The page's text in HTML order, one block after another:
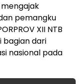
mengajak
pemangku
XII NTB
bagian dari
nasional pada